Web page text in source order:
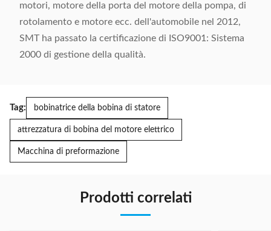
motori, motore della porta del motore della pompa, di
rotolamento e motore ecc. dell'automobile nel 2012,
SMT ha passato la certificazione di ISO9001: Sistema
2000 di gestione della qualità.
Tag: bobinatrice della bobina di statore
attrezzatura di bobina del motore elettrico
Macchina di preformazione
Prodotti correlati